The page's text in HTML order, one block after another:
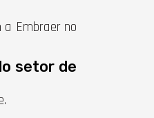
Embraer no
setor de